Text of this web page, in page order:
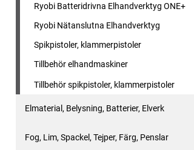
Ryobi Batteridrivna Elhandverktyg ONE+
Ryobi Nätanslutna Elhandverktyg
Spikpistoler, klammerpistoler
Tillbehör elhandmaskiner
Tillbehör spikpistoler, klammerpistoler
Elmaterial, Belysning, Batterier, Elverk
Fog, Lim, Spackel, Tejper, Färg, Penslar